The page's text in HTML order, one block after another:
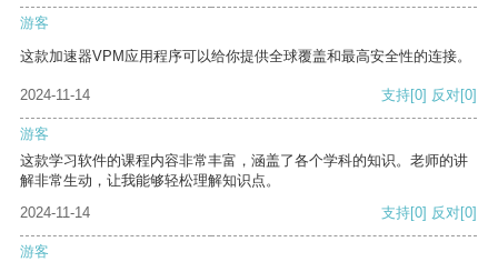
游客
这款加速器VPM应用程序可以给你提供全球覆盖和最高安全性的连接。
2024-11-14 支持[0] 反对[0]
游客
这款学习软件的课程内容非常丰富，涵盖了各个学科的知识。老师的讲
解非常生动，让我能够轻松理解知识点。
2024-11-14
支持[0] 反对[0]
游客